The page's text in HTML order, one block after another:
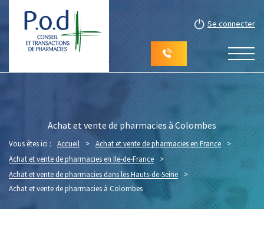
Se connecter
Achat et vente de pharmacies à Colombes
Vous êtes ici : Accueil > Achat et vente de pharmacies en France
>
Achat et vente de pharmacies en Ile-de-France
>
Achat et vente de pharmacies dans les Hauts-de-Seine
>
Achat et vente de pharmacies à Colombes